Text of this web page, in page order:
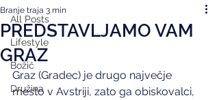
All Posts
Lifestyle
Božič
Družina
PREDSTAVLJAMO VAM
GRAZ
Branje traja 3 min
Graz (Gradec) je drugo največje
mesto v Avstriji, zato ga obiskovalci,